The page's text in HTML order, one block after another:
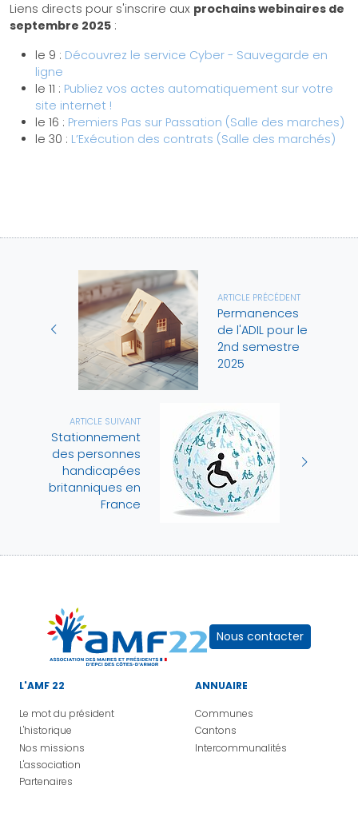
Liens directs pour s'inscrire aux prochains webinaires de
septembre 2025 :
le 9 : Découvrez le service Cyber - Sauvegarde en
ligne
le 11 : Publiez vos actes automatiquement sur votre
site internet !
le 16 : Premiers Pas sur Passation (Salle des marches)
le 30 : L’Exécution des contrats (Salle des marchés)
ARTICLE PRÉCÉDENT
Permanences
de l'ADIL pour le
2nd semestre
2025
ARTICLE SUIVANT
Stationnement
des personnes
handicapées
britanniques en
France
Nous contacter
L'AMF 22
Le mot du président
L'historique
Nos missions
L'association
Partenaires
ANNUAIRE
Communes
Cantons
Intercommunalités